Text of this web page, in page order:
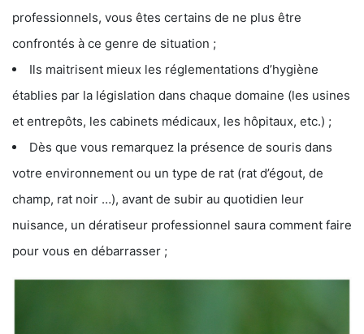
professionnels, vous êtes certains de ne plus être
confrontés à ce genre de situation ;
Ils maitrisent mieux les réglementations d’hygiène
établies par la législation dans chaque domaine (les usines
et entrepôts, les cabinets médicaux, les hôpitaux, etc.) ;
Dès que vous remarquez la présence de souris dans
votre environnement ou un type de rat (rat d’égout, de
champ, rat noir …), avant de subir au quotidien leur
nuisance, un dératiseur professionnel saura comment faire
pour vous en débarrasser ;